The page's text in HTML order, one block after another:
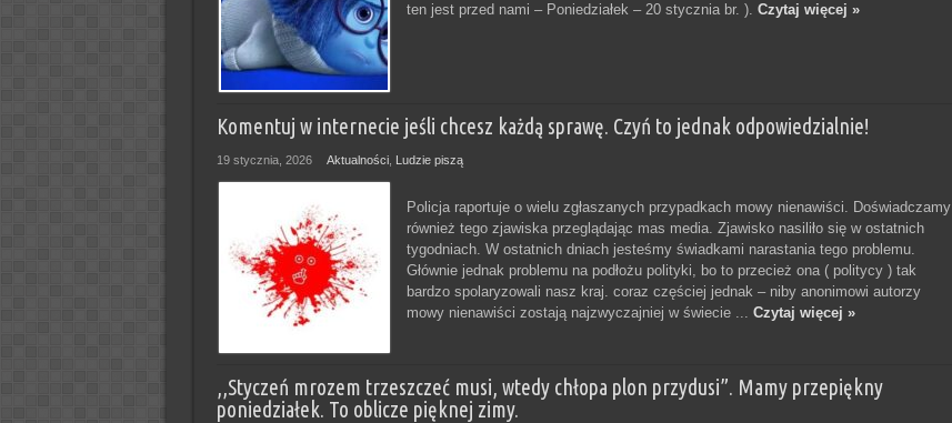
ten jest przed nami – Poniedziałek – 20 stycznia br. ). Czytaj więcej »
Komentuj w internecie jeśli chcesz każdą sprawę. Czyń to jednak odpowiedzialnie!
19 stycznia, 2026 Aktualności, Ludzie piszą
Policja raportuje o wielu zgłaszanych przypadkach mowy nienawiści. Doświadczamy
również tego zjawiska przeglądając mas media. Zjawisko nasiliło się w ostatnich
tygodniach. W ostatnich dniach jesteśmy świadkami narastania tego problemu.
Głównie jednak problemu na podłożu polityki, bo to przecież ona ( politycy ) tak
bardzo spolaryzowali nasz kraj. coraz częściej jednak – niby anonimowi autorzy
mowy nienawiści zostają najzwyczajniej w świecie ... Czytaj więcej »
,,Styczeń mrozem trzeszczeć musi, wtedy chłopa plon przydusi”. Mamy przepiękny
poniedziałek. To oblicze pięknej zimy.